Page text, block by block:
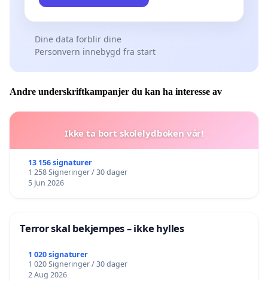
Dine data forblir dine
Personvern innebygd fra start
Andre underskriftkampanjer du kan ha interesse av
Ikke ta bort skolelydboken vår!
13 156 signaturer
1 258 Signeringer / 30 dager
5 Jun 2026
Terror skal bekjempes – ikke hylles
1 020 signaturer
1 020 Signeringer / 30 dager
2 Aug 2026